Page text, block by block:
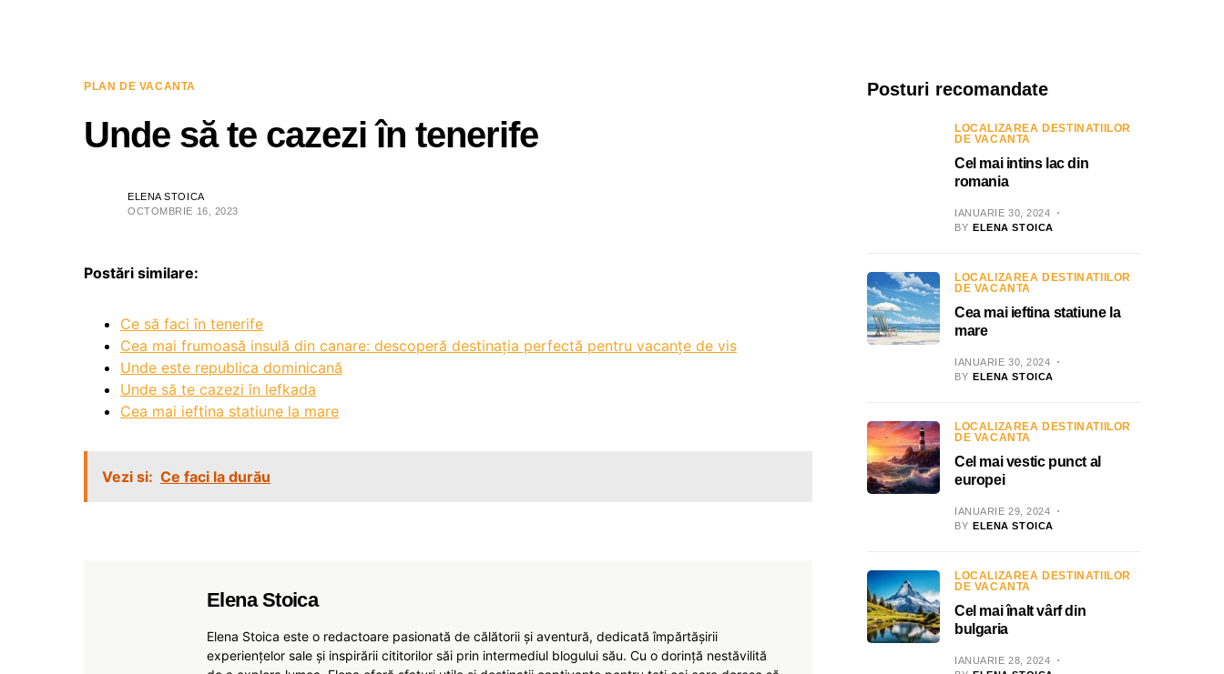
PLAN DE VACANTA
Unde să te cazezi în tenerife
ELENA STOICA
OCTOMBRIE 16, 2023
Postări similare:
Ce să faci în tenerife
Cea mai frumoasă insulă din canare: descoperă destinația perfectă pentru vacanțe de vis
Unde este republica dominicană
Unde să te cazezi în lefkada
Cea mai ieftina statiune la mare
Vezi si: Ce faci la durău
Elena Stoica
Elena Stoica este o redactoare pasionată de călătorii și aventură, dedicată împărtășirii
experiențelor sale și inspirării cititorilor săi prin intermediul blogului său. Cu o dorință nestăvilită
Posturi recomandate
LOCALIZAREA DESTINATIILOR
DE VACANTA
Cel mai intins lac din
romania
IANUARIE 30, 2024
BY ELENA STOICA
LOCALIZAREA DESTINATIILOR
DE VACANTA
Cea mai ieftina statiune la
mare
IANUARIE 30, 2024
BY ELENA STOICA
LOCALIZAREA DESTINATIILOR
DE VACANTA
Cel mai vestic punct al
europei
IANUARIE 29, 2024
BY ELENA STOICA
LOCALIZAREA DESTINATIILOR
DE VACANTA
Cel mai înalt vârf din
bulgaria
IANUARIE 28, 2024